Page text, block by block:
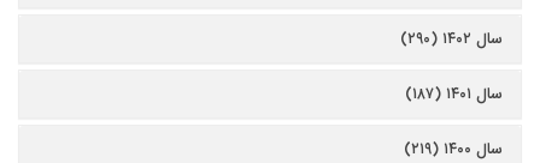
سال ۱۴۰۲ (۲۹۰)
سال ۱۴۰۱ (۱۸۷)
سال ۱۴۰۰ (۲۱۹)